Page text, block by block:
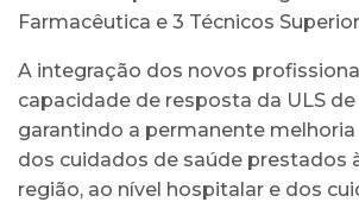
Farmacêutica e 3 Técnicos
A integração dos novos
capacidade de resposta da ULS de
garantindo a permanente
dos cuidados de saúde prestados
região, ao nível hospitalar e dos